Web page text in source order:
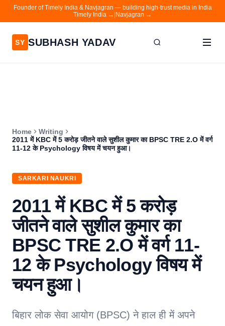
Founder of Timely India & Navjagran — building high-trust media in India
Timely India → Navjagran →
SY SUBHASH YADAV
Contact
Navjagran
Home
Writing
2011 में KBC में 5 करोड़ जीतने वाले सुशील कुमार का BPSC TRE 2.O में वर्ग
11-12 के Psychology विषय में चयन हुआ।
SARKARI NAUKRI
2011 में KBC में 5 करोड़
जीतने वाले सुशील कुमार का
BPSC TRE 2.O में वर्ग 11-
12 के Psychology विषय में
चयन हुआ।
बिहार लोक सेवा आयोग (BPSC) ने हाल ही में अपने